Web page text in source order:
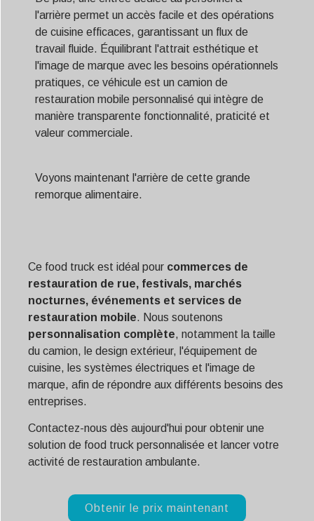
l'arrière permet un accès facile et des opérations
de cuisine efficaces, garantissant un flux de
travail fluide. Équilibrant l'attrait esthétique et
l'image de marque avec les besoins opérationnels
pratiques, ce véhicule est un camion de
restauration mobile personnalisé qui intègre de
manière transparente fonctionnalité, praticité et
valeur commerciale.
Voyons maintenant l'arrière de cette grande
remorque alimentaire.
Ce food truck est idéal pour commerces de
restauration de rue, festivals, marchés
nocturnes, événements et services de
restauration mobile. Nous soutenons
personnalisation complète, notamment la taille
du camion, le design extérieur, l'équipement de
cuisine, les systèmes électriques et l'image de
marque, afin de répondre aux différents besoins des
entreprises.
Contactez-nous dès aujourd'hui pour obtenir une
solution de food truck personnalisée et lancer votre
activité de restauration ambulante.
Obtenir le prix maintenant